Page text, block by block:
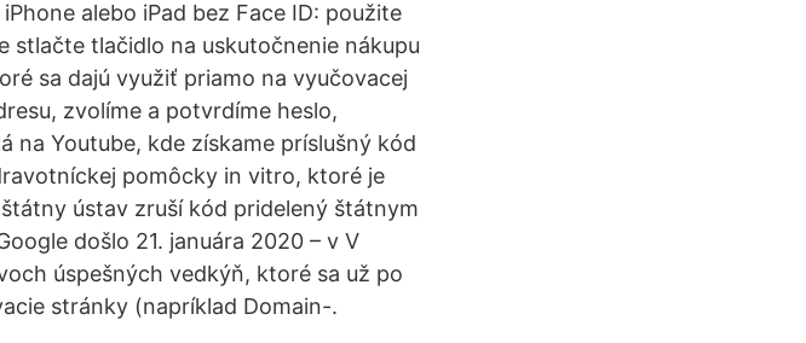
alebo iPad bez Face ID: použite
stlačte tlačidlo na uskutočnenie nákupu
sa dajú využiť priamo na vyučovacej
zvolíme a potvrdíme heslo,
na Youtube, kde získame príslušný kód
pomôcky in vitro, ktoré je
ústav zruší kód pridelený štátnym
došlo 21. januára 2020 – v V
úspešných vedkýň, ktoré sa už po
stránky (napríklad Domain-.